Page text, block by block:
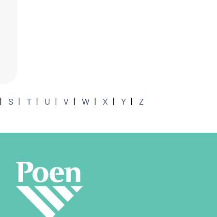
S T U V W X Y Z